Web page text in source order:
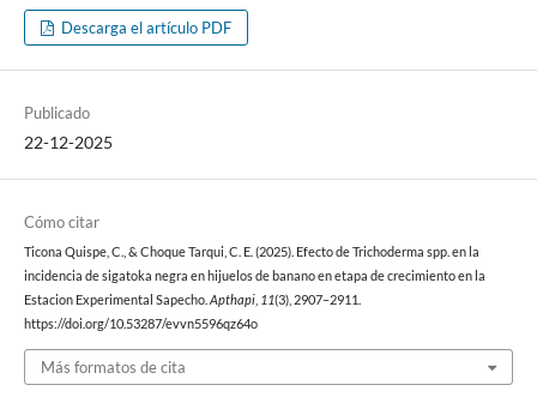
Descarga el artículo PDF
Publicado
22-12-2025
Cómo citar
Ticona Quispe, C., & Choque Tarqui, C. E. (2025). Efecto de Trichoderma spp. en la
incidencia de sigatoka negra en hijuelos de banano en etapa de crecimiento en la
Estacion Experimental Sapecho.Apthapi, 11(3), 2907–2911.
https://doi.org/10.53287/evvn5596qz64o
Más formatos de cita